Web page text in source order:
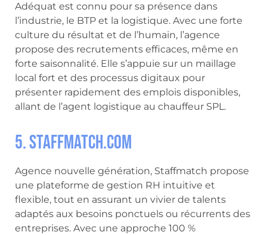
Adéquat est connu pour sa présence dans
l’industrie, le BTP et la logistique. Avec une forte
culture du résultat et de l’humain, l’agence
propose des recrutements efficaces, même en
forte saisonnalité. Elle s’appuie sur un maillage
local fort et des processus digitaux pour
présenter rapidement des emplois disponibles,
allant de l’agent logistique au chauffeur SPL.
5. Staffmatch.com
Agence nouvelle génération, Staffmatch propose
une plateforme de gestion RH intuitive et
flexible, tout en assurant un vivier de talents
adaptés aux besoins ponctuels ou récurrents des
entreprises. Avec une approche 100 %